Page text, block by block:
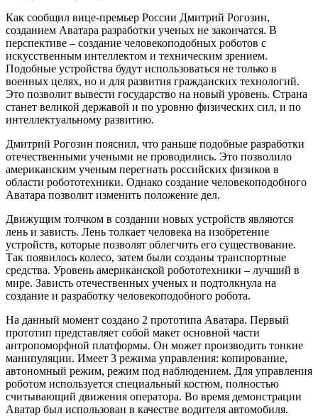
Как сообщил вице-премьер России Дмитрий Рогозин,
созданием Аватара разработки ученых не закончатся. В
перспективе – создание человекоподобных роботов с
искусственным интеллектом и техническим зрением.
Подобные устройства будут использоваться не только в
военных целях, но и для развития гражданских технологий.
Это позволит вывести государство на новый уровень. Страна
станет великой державой и по уровню физических сил, и по
интеллектуальному развитию.
Дмитрий Рогозин пояснил, что раньше подобные разработки
отечественными учеными не проводились. Это позволило
американским ученым перегнать российских физиков в
области робототехники. Однако создание человекоподобного
Аватара позволит изменить положение дел.
Движущим толчком в создании новых устройств являются
лень и зависть. Лень толкает человека на изобретение
устройств, которые позволят облегчить его существование.
Так появилось колесо, затем были созданы транспортные
средства. Уровень американской робототехники – лучший в
мире. Зависть отечественных ученых и подтолкнула на
создание и разработку человекоподобного робота.
На данный момент создано 2 прототипа Аватара. Первый
прототип представляет собой макет основной части
антропоморфной платформы. Он может производить тонкие
манипуляции. Имеет 3 режима управления: копирование,
автономный режим, режим под наблюдением. Для управления
роботом используется специальный костюм, полностью
считывающий движения оператора. Во время демонстрации
Аватар был использован в качестве водителя автомобиля.